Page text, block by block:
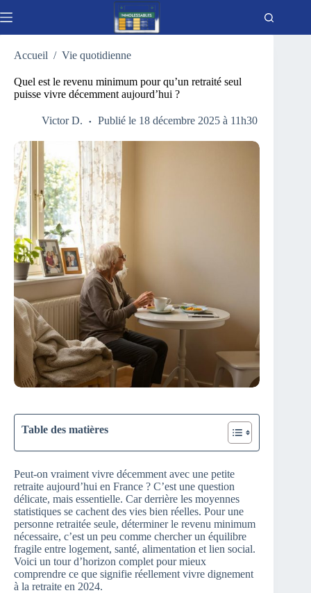
au
Accueil / Vie quotidienne
Quel est le revenu minimum pour qu’un retraité seul
puisse vivre décemment aujourd’hui ?
Victor D. Publié le 18 décembre 2025 à 11h30
Table des matières
Peut-on vraiment vivre décemment avec une petite
retraite aujourd’hui en France ? C’est une question
délicate, mais essentielle. Car derrière les moyennes
statistiques se cachent des vies bien réelles. Pour une
personne retraitée seule, déterminer le revenu minimum
nécessaire, c’est un peu comme chercher un équilibre
fragile entre logement, santé, alimentation et lien social.
Voici un tour d’horizon complet pour mieux
comprendre ce que signifie réellement vivre dignement
à la retraite en 2024.